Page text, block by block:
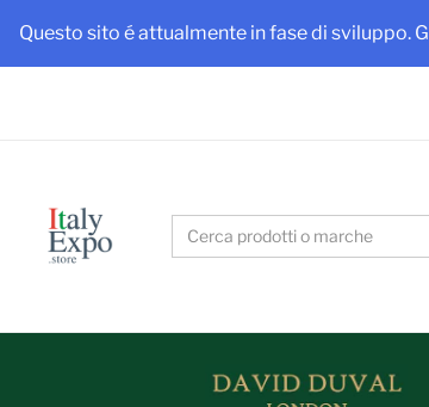
Questo sito é attualmente in fase di sviluppo.
Search
for: